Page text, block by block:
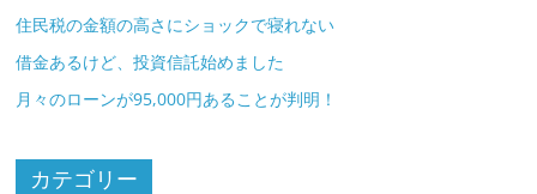
住民税の金額の高さにショックで寝れない
借金あるけど、投資信託始めました
月々のローンが95,000円あることが判明！
カテゴリー